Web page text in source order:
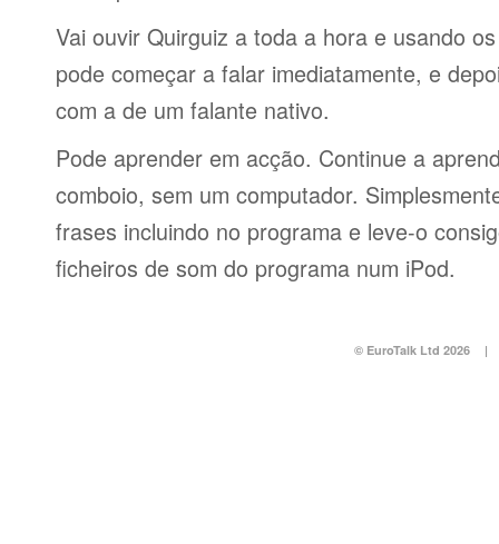
Vai ouvir Quirguiz a toda a hora e usando
pode começar a falar imediatamente, e
com a de um falante nativo.
Pode aprender em acção. Continue a
comboio, sem um computador.
frases incluindo no programa e leve-o
ficheiros de som do programa num iPod.
© EuroTalk Ltd 2026 |